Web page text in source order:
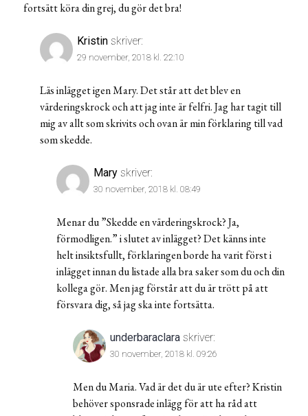
fortsätt köra din grej, du gör det bra!
Kristin skriver:
29 november, 2018 kl. 22:10
Läs inlägget igen Mary. Det står att det blev en
värderingskrock och att jag inte är felfri. Jag har tagit till
mig av allt som skrivits och ovan är min förklaring till vad
som skedde.
Mary skriver:
30 november, 2018 kl. 08:49
Menar du ”Skedde en värderingskrock? Ja,
förmodligen.” i slutet av inlägget? Det känns inte
helt insiktsfullt, förklaringen borde ha varit först i
inlägget innan du listade alla bra saker som du och din
kollega gör. Men jag förstår att du är trött på att
försvara dig, så jag ska inte fortsätta.
underbaraclara skriver:
30 november, 2018 kl. 09:26
Men du Maria. Vad är det du är ute efter? Kristin
behöver sponsrade inlägg för att ha råd att